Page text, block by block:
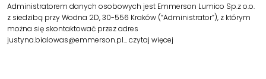
Administratorem danych osobowych jest Emmerson Lumico Sp.z o.o.
z siedzibą przy Wodna 2D, 30-556 Kraków (“Administrator”), z którym
można się skontaktować przez adres
justyna.bialowas@emmerson.pl…czytaj więcej